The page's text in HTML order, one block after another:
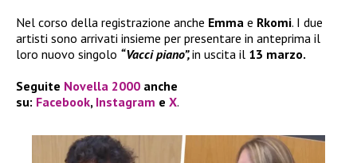
Nel corso della registrazione anche Emma e Rkomi. I due
artisti sono arrivati insieme per presentare in anteprima il
loro nuovo singolo “Vacci piano”,in uscita il 13 marzo.
Seguite Novella 2000 anche
su: Facebook, Instagram e X.